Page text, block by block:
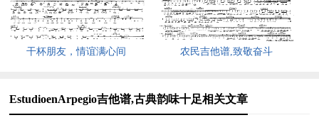
干杯朋友，情谊满心间 农民吉他谱,致敬奋斗
EstudioenArpegio吉他谱,古典韵味十足相关文章